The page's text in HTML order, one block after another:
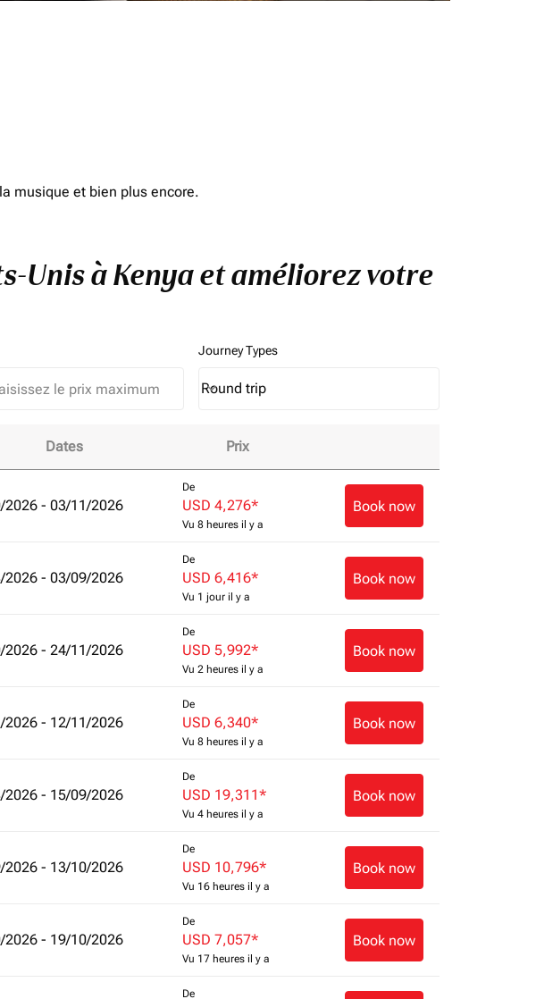
musique et bien plus encore.
Unis à Kenya et améliorez votre
Journey Types
Journey Types option Round trip Selected
Round trip
keyboard_arrow_down
Dates Prix
2026 - 03/11/2026
De
USD 4,276*
Vu 8 heures il y a
Book now
2026 - 03/09/2026
De
USD 6,416*
Vu 1 jour il y a
Book now
2026 - 24/11/2026
De
USD 5,992*
Vu 2 heures il y a
Book now
2026 - 12/11/2026
De
USD 6,340*
Vu 8 heures il y a
Book now
2026 - 15/09/2026
De
USD 19,311*
Vu 4 heures il y a
Book now
2026 - 13/10/2026
De
USD 10,796*
Vu 16 heures il y a
Book now
2026 - 19/10/2026
De
USD 7,057*
Vu 17 heures il y a
Book now
De